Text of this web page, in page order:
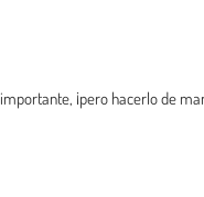
¡pero hacerlo de